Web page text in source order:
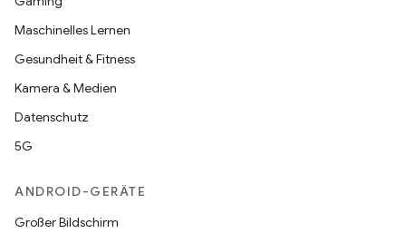
Maschinelles Lernen
Gesundheit & Fitness
Kamera & Medien
Datenschutz
5G
ANDROID-GERÄTE
Großer Bildschirm